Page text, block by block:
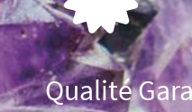
Qualité